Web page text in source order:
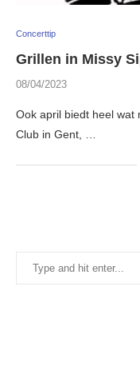
Concerttip
Grillen in Missy
08/04/2023
Ook april biedt heel wat
Club in Gent, …